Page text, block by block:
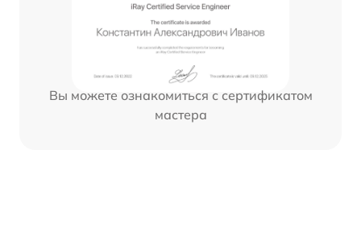
Вы можете ознакомиться с сертификатом
мастера